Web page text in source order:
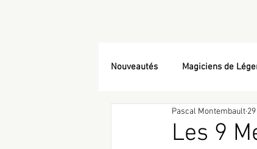
Nouveautés Magiciens de
Les 9
Pascal Montembault